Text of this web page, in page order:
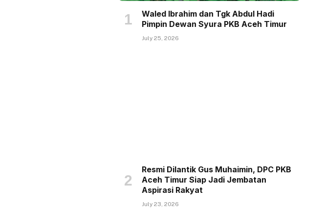
Waled Ibrahim dan Tgk Abdul Hadi
Pimpin Dewan Syura PKB Aceh Timur
July 25, 2026
Resmi Dilantik Gus Muhaimin, DPC PKB
Aceh Timur Siap Jadi Jembatan
Aspirasi Rakyat
July 23, 2026